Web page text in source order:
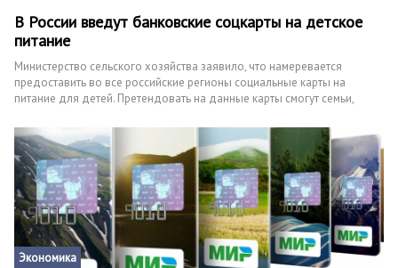
Бизнес
Хобби и развлечения
Юриспруденция
Природа
Образование
Наука и технологии
В России введут банковские соцкарты на детское
питание
Министерство сельского хозяйства заявило, что намеревается
предоставить во все российские регионы социальные карты на
питание для детей. Претендовать на данные карты смогут семьи,
ребенка-инвалида. Планы Ведомства подтвердила Антонина
Цицулина, являющаяся главой Ассоциации компаний, занимающихся
производством детских товаров.
Экономика